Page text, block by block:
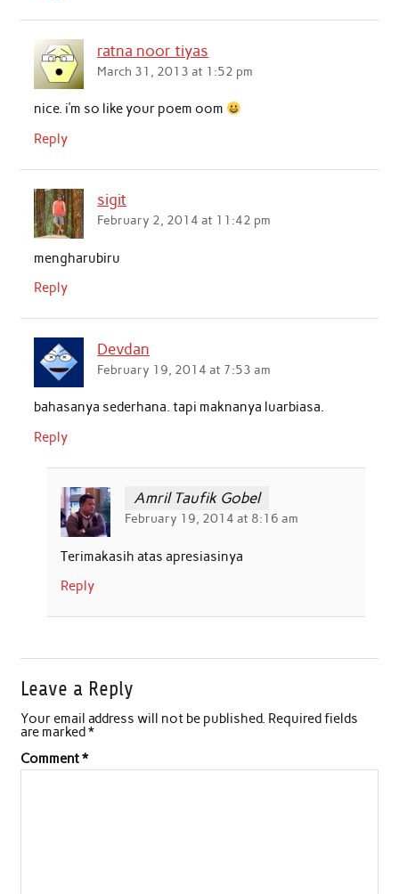
ratna noor tiyas
March 31, 2013 at 1:52 pm
nice. i’m so like your poem oom
Reply
sigit
February 2, 2014 at 11:42 pm
mengharubiru
Reply
Devdan
February 19, 2014 at 7:53 am
bahasanya sederhana. tapi maknanya luarbiasa.
Reply
Amril Taufik Gobel
February 19, 2014 at 8:16 am
Terimakasih atas apresiasinya
Reply
Leave a Reply
Your email address will not be published. Required fields
are marked*
Comment*